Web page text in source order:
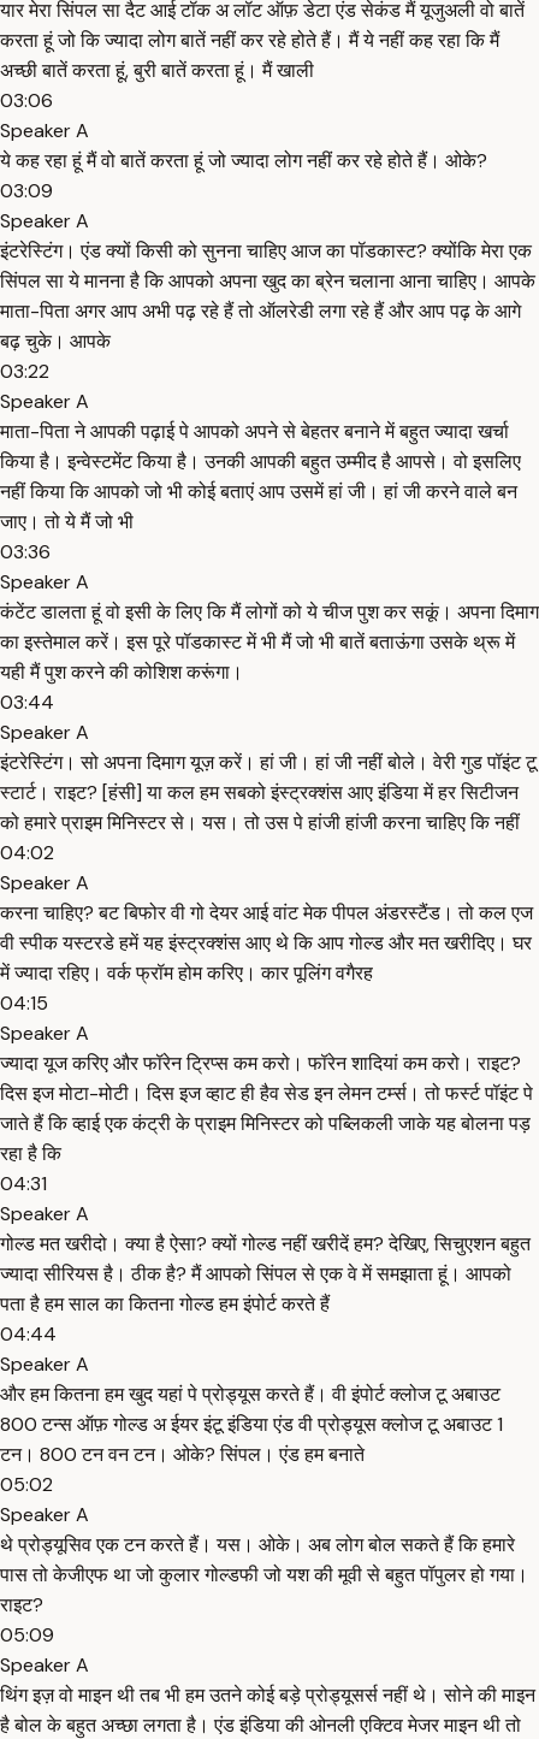
यार मेरा सिंपल सा दैट आई टॉक अ लॉट ऑफ़ डेटा एंड सेकंड मैं यूजुअली वो बातें
करता हूं जो कि ज्यादा लोग बातें नहीं कर रहे होते हैं। मैं ये नहीं कह रहा कि मैं
अच्छी बातें करता हूं, बुरी बातें करता हूं। मैं खाली
03:06
Speaker A
ये कह रहा हूं मैं वो बातें करता हूं जो ज्यादा लोग नहीं कर रहे होते हैं। ओके?
03:09
Speaker A
इंटरेस्टिंग। एंड क्यों किसी को सुनना चाहिए आज का पॉडकास्ट? क्योंकि मेरा एक
सिंपल सा ये मानना है कि आपको अपना खुद का ब्रेन चलाना आना चाहिए। आपके
माता-पिता अगर आप अभी पढ़ रहे हैं तो ऑलरेडी लगा रहे हैं और आप पढ़ के आगे
बढ़ चुके। आपके
03:22
Speaker A
माता-पिता ने आपकी पढ़ाई पे आपको अपने से बेहतर बनाने में बहुत ज्यादा खर्चा
किया है। इन्वेस्टमेंट किया है। उनकी आपकी बहुत उम्मीद है आपसे। वो इसलिए
नहीं किया कि आपको जो भी कोई बताएं आप उसमें हां जी। हां जी करने वाले बन
जाए। तो ये मैं जो भी
03:36
Speaker A
कंटेंट डालता हूं वो इसी के लिए कि मैं लोगों को ये चीज पुश कर सकूं। अपना दिमाग
का इस्तेमाल करें। इस पूरे पॉडकास्ट में भी मैं जो भी बातें बताऊंगा उसके थ्रू में
यही मैं पुश करने की कोशिश करूंगा।
03:44
Speaker A
इंटरेस्टिंग। सो अपना दिमाग यूज़ करें। हां जी। हां जी नहीं बोले। वेरी गुड पॉइंट टू
स्टार्ट। राइट? [हंसी] या कल हम सबको इंस्ट्रक्शंस आए इंडिया में हर सिटीजन
को हमारे प्राइम मिनिस्टर से। यस। तो उस पे हांजी हांजी करना चाहिए कि नहीं
04:02
Speaker A
करना चाहिए? बट बिफोर वी गो देयर आई वांट मेक पीपल अंडरस्टैंड। तो कल एज
वी स्पीक यस्टरडे हमें यह इंस्ट्रक्शंस आए थे कि आप गोल्ड और मत खरीदिए। घर
में ज्यादा रहिए। वर्क फ्रॉम होम करिए। कार पूलिंग वगैरह
04:15
Speaker A
ज्यादा यूज करिए और फॉरेन ट्रिप्स कम करो। फॉरेन शादियां कम करो। राइट?
दिस इज मोटा-मोटी। दिस इज व्हाट ही हैव सेड इन लेमन टर्म्स। तो फर्स्ट पॉइंट पे
जाते हैं कि व्हाई एक कंट्री के प्राइम मिनिस्टर को पब्लिकली जाके यह बोलना पड़
रहा है कि
04:31
Speaker A
गोल्ड मत खरीदो। क्या है ऐसा? क्यों गोल्ड नहीं खरीदें हम? देखिए, सिचुएशन बहुत
ज्यादा सीरियस है। ठीक है? मैं आपको सिंपल से एक वे में समझाता हूं। आपको
पता है हम साल का कितना गोल्ड हम इंपोर्ट करते हैं
04:44
Speaker A
और हम कितना हम खुद यहां पे प्रोड्यूस करते हैं। वी इंपोर्ट क्लोज टू अबाउट
800 टन्स ऑफ़ गोल्ड अ ईयर इंटू इंडिया एंड वी प्रोड्यूस क्लोज टू अबाउट 1
टन। 800 टन वन टन। ओके? सिंपल। एंड हम बनाते
05:02
Speaker A
थे प्रोड्यूसिव एक टन करते हैं। यस। ओके। अब लोग बोल सकते हैं कि हमारे
पास तो केजीएफ था जो कुलार गोल्डफी जो यश की मूवी से बहुत पॉपुलर हो गया।
राइट?
05:09
Speaker A
थिंग इज़ वो माइन थी तब भी हम उतने कोई बड़े प्रोड्यूसर्स नहीं थे। सोने की माइन
है बोल के बहुत अच्छा लगता है। एंड इंडिया की ओनली एक्टिव मेजर माइन थी तो